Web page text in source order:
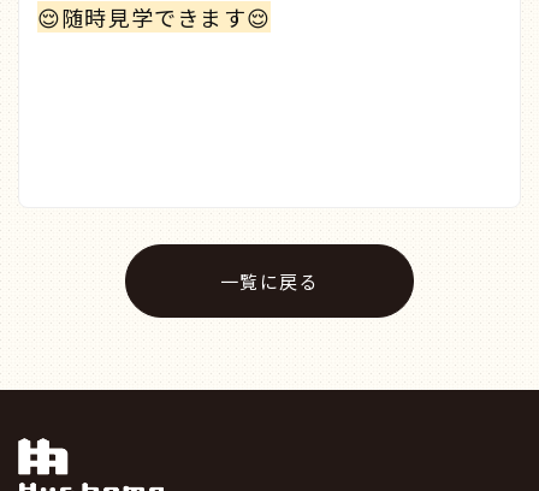
😌随時見学できます😌
一覧に戻る